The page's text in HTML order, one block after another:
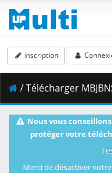
Inscription
/ Télécharger
Nous vous
protéger votre
Merci de désactiver